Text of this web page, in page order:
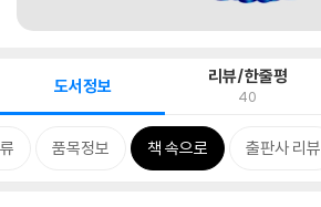
도서정보 리뷰/한줄평
40
품목정보 책 속으로 출판사 리뷰